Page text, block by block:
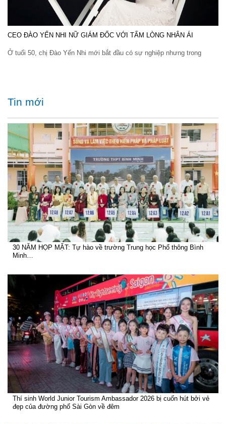
CEO ĐÀO YẾN NHI NỮ GIÁM ĐỐC VỚI TẤM LÒNG NHÂN ÁI
Ở tuổi 50, chị Đào Yến Nhi mới bắt đầu có sự nghiệp nhưng trong
Tin mới
30 NĂM HỌP MẶT: Tự hào về trường Trung học Phổ thông Bình
Minh…
Thí sinh World Junior Tourism Ambassador 2026 bị cuốn hút bởi vẻ
đẹp của đường phố Sài Gòn về đêm